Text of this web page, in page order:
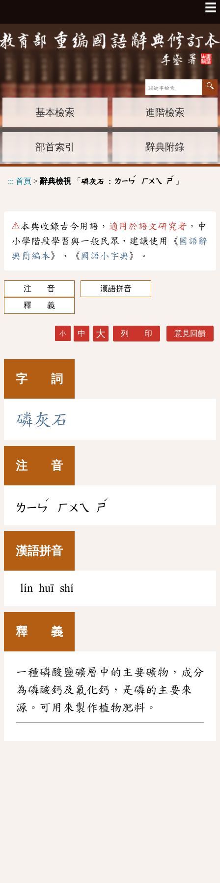
☰
基本檢索 進階檢索
部首索引 辭典附錄
::: 首頁 > 辭典檢視「 磷灰石 : ㄌㄧㄣ
ˊ
ㄏㄨㄟ ㄕ
ˊ
」
⚠本典收錄古今用語， 適用於語文研究者 ，中
小學階段學習與一般民眾，建議使用《 國語辭
典簡編本》、《 國語小字典》。
注 音
漢語拼音
釋 義
小 中 大 列 印 意見回饋
字 詞
磷灰 石
注 音
ㄌㄧㄣ
ˊ
ㄏㄨㄟ ㄕ
ˊ
漢語拼音
lín huī shí
釋 義
一種磷酸鹽礦層中的主要礦物，成分
為磷酸鈣及氟化鈣，是磷的主要來
源。可用來製作植物肥料。